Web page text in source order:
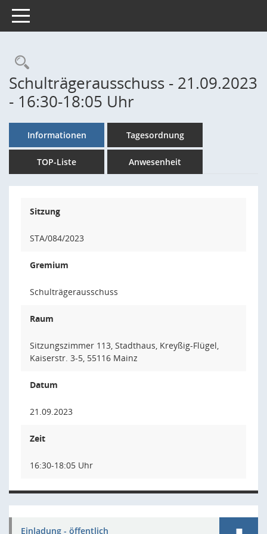
Toggle navigation
Rechercheauswahl
Schulträgerausschuss - 21.09.2023
- 16:30-18:05 Uhr
Informationen Tagesordnung
TOP-Liste Anwesenheit
Sitzung
STA/084/2023
Gremium
Schulträgerausschuss
Raum
Sitzungszimmer 113, Stadthaus, Kreyßig-Flügel,
Kaiserstr. 3-5, 55116 Mainz
Datum
21.09.2023
Zeit
16:30-18:05 Uhr
Einladung - öffentlich